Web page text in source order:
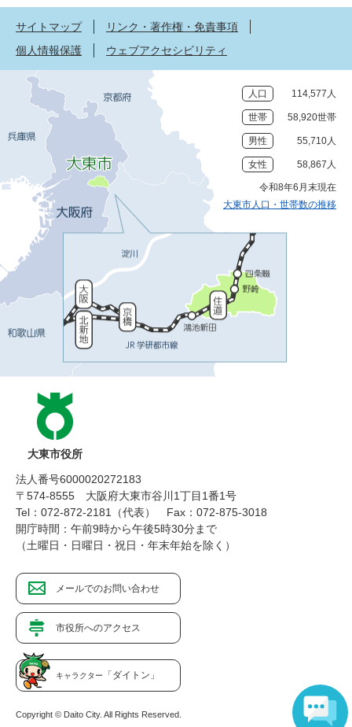
サイトマップ
リンク・著作権・免責事項
個人情報保護
ウェブアクセシビリティ
人口 114,577人
世帯 58,920世帯
男性 55,710人
女性 58,867人
令和8年6月末現在
大東市人口・世帯数の推移
大東市役所
法人番号6000020272183
〒574-8555 大阪府大東市谷川1丁目1番1号
Tel：072-872-2181（代表）
Fax：072-875-3018
開庁時間：午前9時から午後5時30分まで
（土曜日・日曜日・祝日・年末年始を除く）
メールでのお問い合わせ
市役所へのアクセス
キャラクター 「ダイトン」
Copyright © Daito City. All Rights Reserved.